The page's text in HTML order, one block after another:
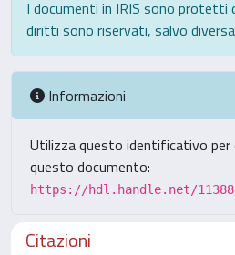
I documenti in IRIS sono
diritti sono riservati, salvo
Informazioni
Utilizza questo identificativo per
questo documento:
https://hdl.handle.net/
Citazioni